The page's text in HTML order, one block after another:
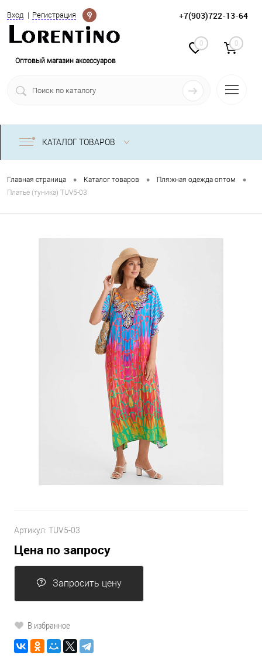
Вход Регистрация
Определение +7(903)722-13-64
0 0
Оптовый магазин аксессуаров
КАТАЛОГ ТОВАРОВ
Главная страница • Каталог товаров • Пляжная одежда оптом •
Платье (туника) TUV5-03
Артикул: TUV5-03
Цена по запросу
Запросить цену
В избранное